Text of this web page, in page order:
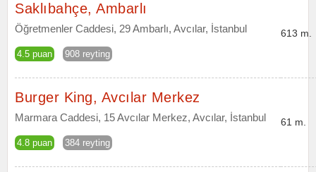
Saklıbahçe, Ambarlı
Öğretmenler Caddesi, 29 Ambarlı, Avcılar, İstanbul
4.5 puan 908 reyting
613 m.
Burger King, Avcılar Merkez
Marmara Caddesi, 15 Avcılar Merkez, Avcılar, İstanbul
4.8 puan 384 reyting
61 m.